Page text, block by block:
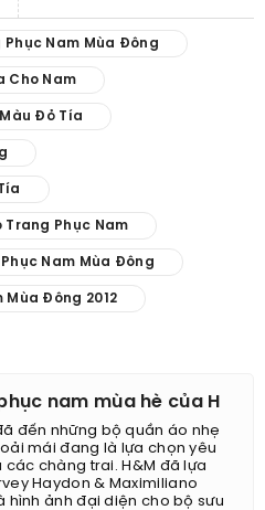
Phục Nam Mùa Đông
Cho Nam
Đỏ Tía
Trang Phục Nam
Nam Mùa Đông
Mùa Đông 2012
nam mùa hè của H
đến những bộ quần áo nhẹ
mái đang là lựa chọn yêu
các chàng trai. H&M đã lựa
Haydon & Maximiliano
hình ảnh đại diện cho bộ sưu